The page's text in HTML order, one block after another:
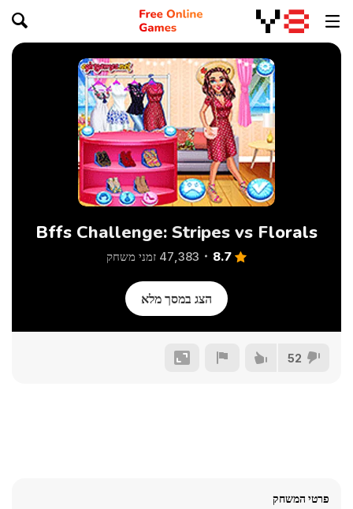
Bffs Challenge: Stripes vs Florals
8.7 47,383 זמני משחק
הצג במסך מלא
52
פרטי המשחק